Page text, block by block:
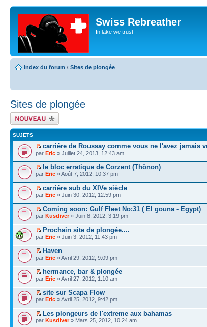
Swiss Rebreather
In lake we trust
Index du forum ‹ Sites de plongée
Sites de plongée
Écrire un nouveau
sujet
SUJETS
carrière de Roussay comme vous ne l'avez jamais
par Eric » Juillet 24, 2013, 12:43 am
le bloc erratique de Corzent (Thônon)
par Eric » Août 7, 2012, 10:37 pm
carrière sub du XIVe siècle
par Eric » Juin 30, 2012, 12:59 pm
Coming soon: Gulf Fleet No:31 ( El gouna - Egypt)
par Kusdiver» Juin 8, 2012, 3:19 pm
Prochain site de plongée....
par Eric » Juin 3, 2012, 11:43 pm
Haven
par Eric » Avril 29, 2012, 9:09 pm
hermance, bar & plongée
par Eric » Avril 27, 2012, 1:10 am
site sur Scapa Flow
par Eric » Avril 25, 2012, 9:42 pm
Les plongeurs de l'extreme aux bahamas
par Kusdiver» Mars 25, 2012, 10:24 am